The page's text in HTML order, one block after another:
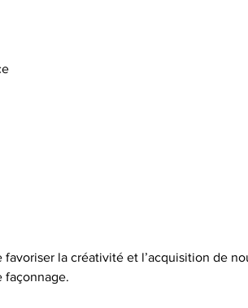
la créativité et l’acquisition de
façonnage.